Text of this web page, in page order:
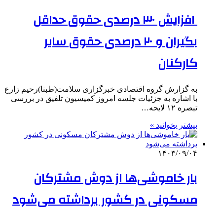
‌ افزایش ۳۰ درصدی حقوق حداقل
بگیران و ۲۰ درصدی حقوق سایر
کارکنان
به گزارش گروه اقتصادی خبرگزاری سلامت(طبنا)رحیم زارع
با اشاره به جزئیات جلسه امروز کمیسیون تلفیق در بررسی
تبصره ۱۲ لایحه…
بیشتر بخوانید »
۱۴۰۳/۰۹/۰۴
بار خاموشی‌ها از دوش مشترکان
مسکونی در کشور برداشته می‌شود